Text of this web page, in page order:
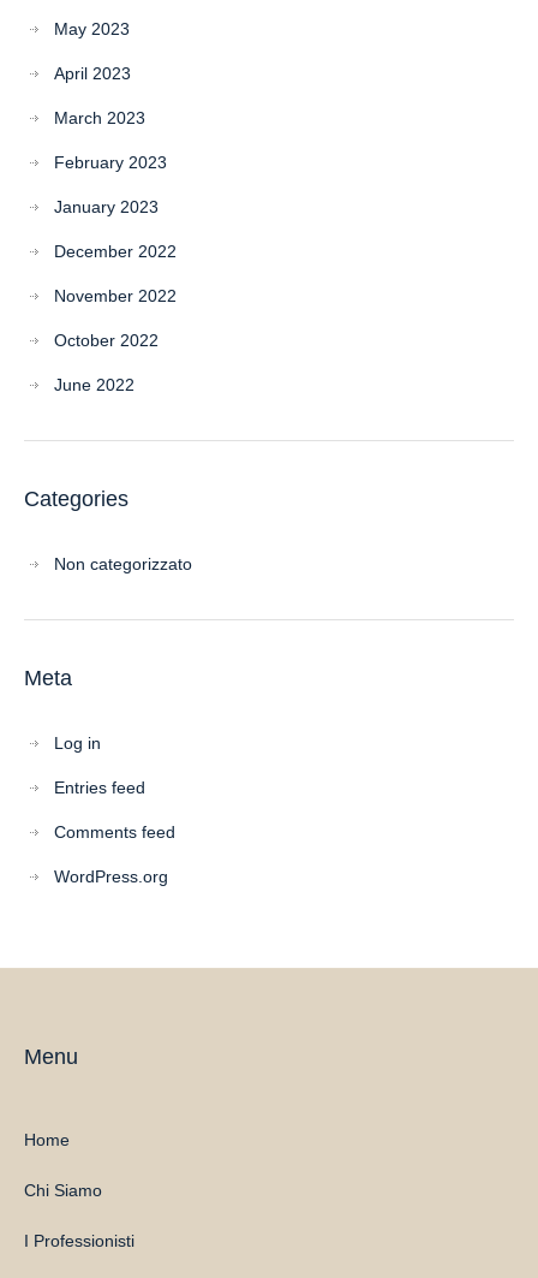
May 2023
April 2023
March 2023
February 2023
January 2023
December 2022
November 2022
October 2022
June 2022
Categories
Non categorizzato
Meta
Log in
Entries feed
Comments feed
WordPress.org
Menu
Home
Chi Siamo
I Professionisti